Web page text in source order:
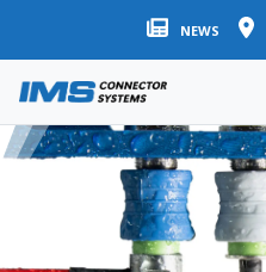
NEWS